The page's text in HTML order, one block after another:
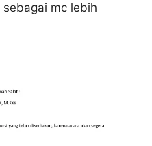
mc lebih